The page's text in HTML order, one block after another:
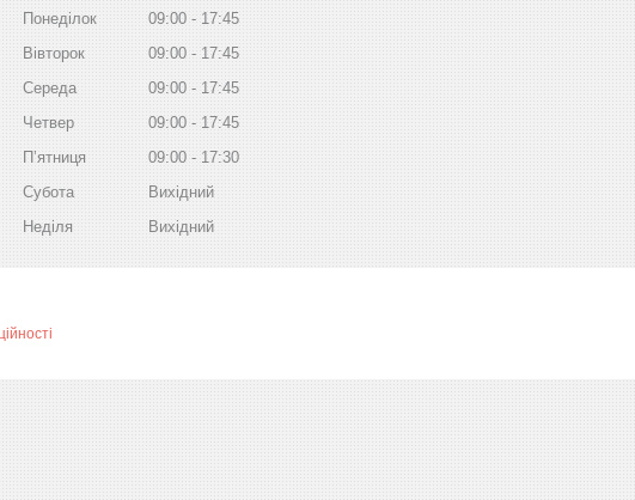
Понеділок 09:00
17:45
Вівторок
09:00
17:45
Середа
09:00
17:45
Четвер
09:00
17:45
Пʼятниця
09:00
17:30
Субота
Вихідний
Неділя
Вихідний